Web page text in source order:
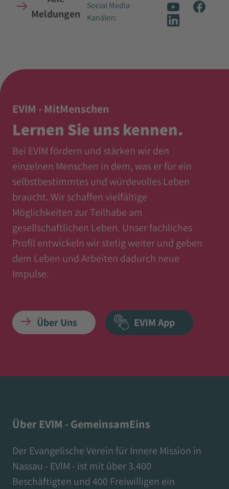
Meldungen
Social Media
Kanälen:
EVIM - MitMenschen
Lernen Sie uns kennen.
Bei EVIM fördern und stärken wir den
einzelnen Menschen in dem, was er für ein
selbstbestimmtes und würdevolles Leben
braucht. Wir schaffen vielfältige
Möglichkeiten zur Teilhabe am
gesellschaftlichen Leben. Unser fachliches
Profil entwickeln wir stetig weiter und geben
dem Leben und Arbeiten dadurch neue
Impulse.
Über Uns EVIM App
Über EVIM - GemeinsamEins
Der Evangelische Verein für Innere Mission in
Nassau - EVIM - ist mit über 3.400
Beschäftigten und 400 Freiwilligen ein